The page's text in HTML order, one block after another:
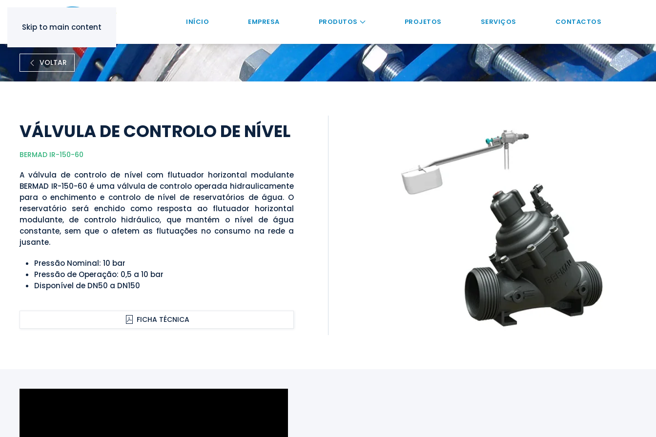
Skip to main content
INÍCIO EMPRESA PRODUTOS PROJETOS SERVIÇOS CONTACTOS
VOLTAR
VÁLVULA DE CONTROLO DE NÍVEL
BERMAD IR-150-60
A válvula de controlo de nível com flutuador horizontal modulante
BERMAD IR-150-60 é uma válvula de controlo operada hidraulicamente
para o enchimento e controlo de nível de reservatórios de água. O
reservatório será enchido como resposta ao flutuador horizontal
modulante, de controlo hidráulico, que mantém o nível de água
constante, sem que o afetem as flutuações no consumo na rede a
jusante.
Pressão Nominal: 10 bar
Pressão de Operação: 0,5 a 10 bar
Disponível de DN50 a DN150
FICHA TÉCNICA